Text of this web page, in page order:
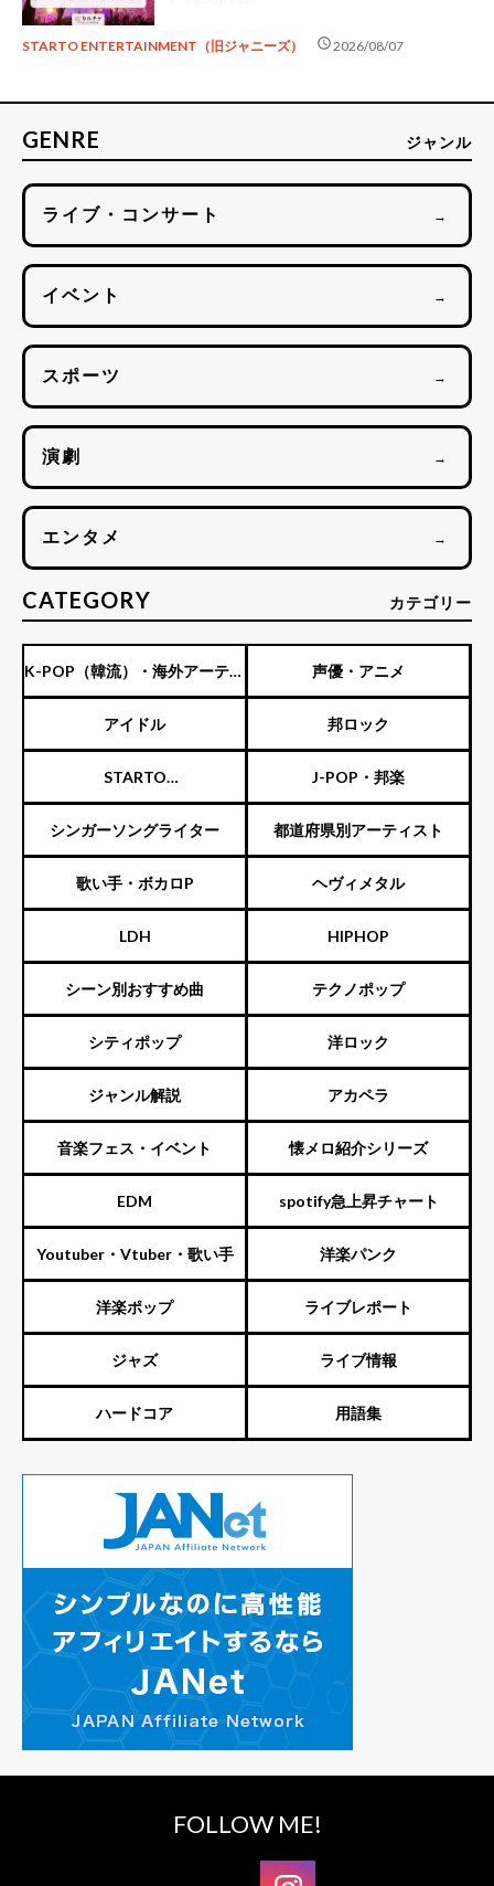
STARTO ENTERTAINMENT（旧ジャニーズ） schedule2026/08/07
GENRE ジャンル
ライブ・コンサート →
イベント →
スポーツ →
演劇 →
エンタメ →
CATEGORY カテゴリー
K-POP（韓流）・海外アーティ
スト
声優・アニメ
アイドル 邦ロック
STARTO
ENTERTAINMENT（旧ジャニ
ーズ）
J-POP・邦楽
シンガーソングライター 都道府県別アーティスト
歌い手・ボカロP ヘヴィメタル
LDH HIPHOP
シーン別おすすめ曲 テクノポップ
シティポップ 洋ロック
ジャンル解説 アカペラ
音楽フェス・イベント 懐メロ紹介シリーズ
EDM spotify急上昇チャート
Youtuber・Vtuber・歌い手 洋楽パンク
洋楽ポップ ライブレポート
ジャズ ライブ情報
ハードコア 用語集
FOLLOW ME!